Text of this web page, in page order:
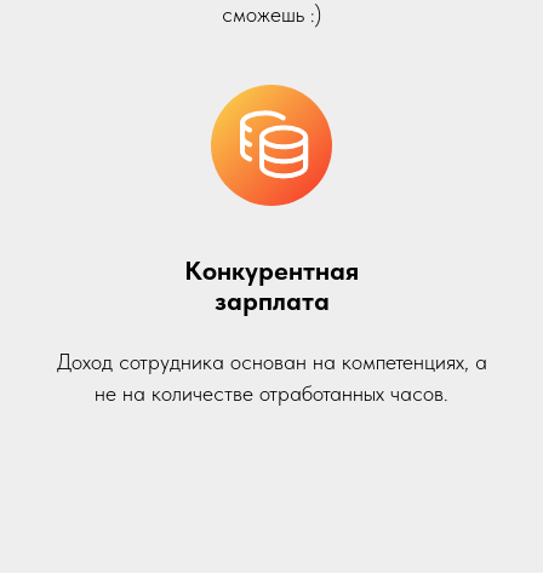
сможешь :)
Конкурентная
зарплата
Доход сотрудника основан на компетенциях, а
не на количестве отработанных часов.